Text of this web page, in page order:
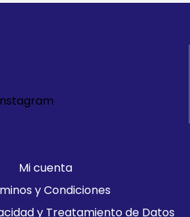
Mi cuenta
y Condiciones
y Treatamiento de Datos